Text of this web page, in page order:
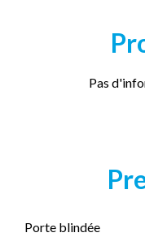
Pas
Porte blindée